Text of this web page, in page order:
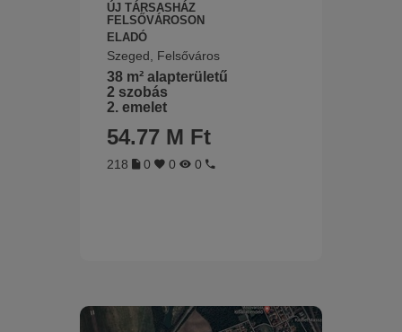
ÚJ TÁRSASHÁZ
FELSŐVÁROSON
ELADÓ
Szeged, Felsőváros
38 m² alapterületű
2 szobás
2. emelet
54.77 M Ft
218 0 0 0